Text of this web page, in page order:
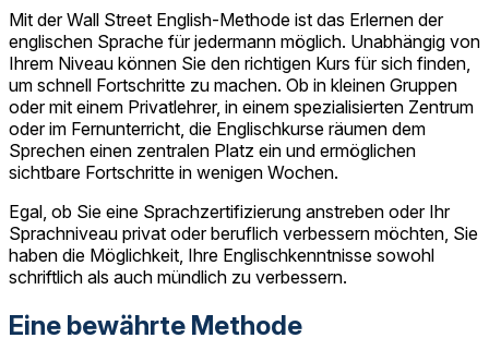
Mit der Wall Street English-Methode ist das Erlernen der
englischen Sprache für jedermann möglich. Unabhängig von
Ihrem Niveau können Sie den richtigen Kurs für sich finden,
um schnell Fortschritte zu machen. Ob in kleinen Gruppen
oder mit einem Privatlehrer, in einem spezialisierten Zentrum
oder im Fernunterricht, die Englischkurse räumen dem
Sprechen einen zentralen Platz ein und ermöglichen
sichtbare Fortschritte in wenigen Wochen.
Egal, ob Sie eine Sprachzertifizierung anstreben oder Ihr
Sprachniveau privat oder beruflich verbessern möchten, Sie
haben die Möglichkeit, Ihre Englischkenntnisse sowohl
schriftlich als auch mündlich zu verbessern.
Eine bewährte Methode